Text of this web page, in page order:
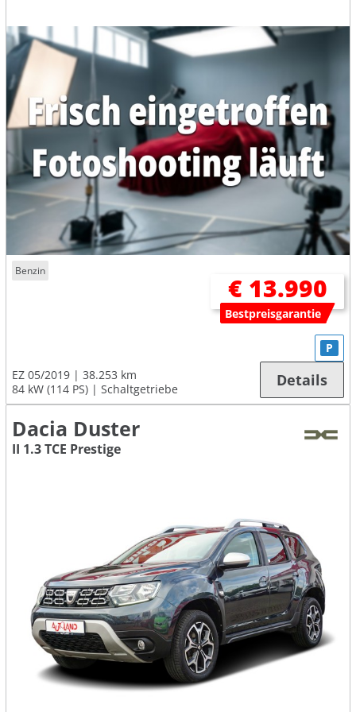
Benzin
€ 13.990
Bestpreisgarantie
EZ 05/2019
38.253 km
84 kW (114 PS)
Schaltgetriebe
P
Details
Dacia Duster
II 1.3 TCE Prestige